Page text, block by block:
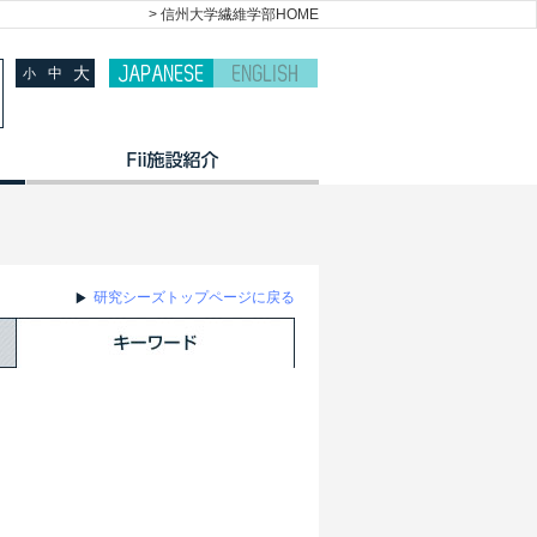
> 信州大学繊維学部HOME
小 中 大
研究シーズトップページに戻る